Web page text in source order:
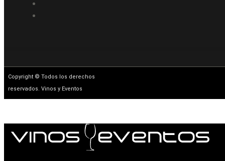
Copyright © Todos los derechos
reservados. Vinos y Eventos